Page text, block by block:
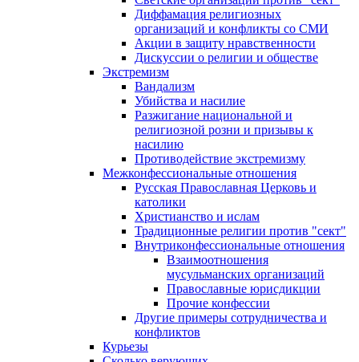
Диффамация религиозных
организаций и конфликты со СМИ
Акции в защиту нравственности
Дискуссии о религии и обществе
Экстремизм
Вандализм
Убийства и насилие
Разжигание национальной и
религиозной розни и призывы к
насилию
Противодействие экстремизму
Межконфессиональные отношения
Русская Православная Церковь и
католики
Христианство и ислам
Традиционные религии против "сект"
Внутриконфессиональные отношения
Взаимоотношения
мусульманских организаций
Православные юрисдикции
Прочие конфессии
Другие примеры сотрудничества и
конфликтов
Курьезы